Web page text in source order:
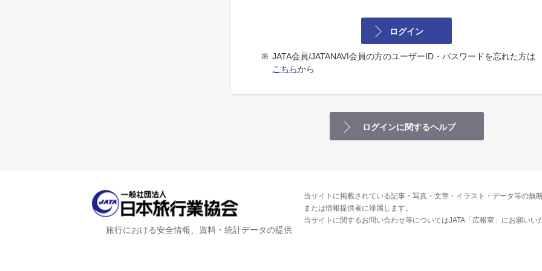
ログイン
※ JATA会員/JATANAVI会員の方のユーザーID・パスワードを忘れた方は
こちらから
ログインに関するヘルプ
旅行における安全情報、資料・統計データの提供
当サイトに掲載されている記事・写真・文章・イラスト・データ等の無
または情報提供者に帰属します。
当サイトに関するお問い合わせ等についてはJATA「広報室」にお願いい